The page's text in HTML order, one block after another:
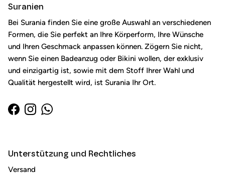
Suranien
Bei Surania finden Sie eine große Auswahl an verschiedenen
Formen, die Sie perfekt an Ihre Körperform, Ihre Wünsche
und Ihren Geschmack anpassen können. Zögern Sie nicht,
wenn Sie einen Badeanzug oder Bikini wollen, der exklusiv
und einzigartig ist, sowie mit dem Stoff Ihrer Wahl und
Qualität hergestellt wird, ist Surania Ihr Ort.
Facebook
InstagramWhatsApp
Unterstützung und Rechtliches
Versand